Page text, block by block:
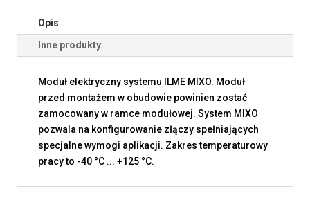
Opis
Inne produkty
Moduł elektryczny systemu ILME MIXO. Moduł
przed montażem w obudowie powinien zostać
zamocowany w ramce modułowej. System MIXO
pozwala na konfigurowanie złączy spełniających
specjalne wymogi aplikacji. Zakres temperaturowy
pracy to -40 °C ... +125 °C.